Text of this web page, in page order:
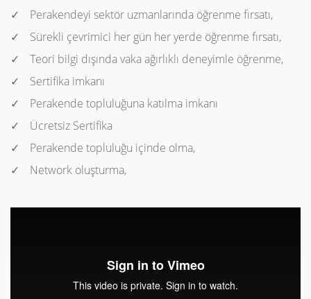
Perakendeyi sektör uzmanlarında öğrenme fırsatı,
Sürekli çevrimici her gün her yerde öğrenme fırsatı,
Teori bilgi dışında vaka ağırlıklı deneyimle öğrenme,
Sertifika imkanı
Perakende topluluğuna katılma imkanı
Ücretsiz Sertifika
Perakende topluluğu içinde olma,
Network oluşturma,